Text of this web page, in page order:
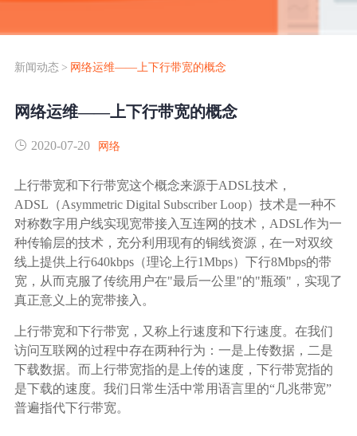
FTP替代升级
SDK传输应用集成
镭速FTP加速
跨国数据传输
数据同步
内外网文件交换
数据迁移
数据协作
数据分发
案例
新闻动态
生态合作
关于镭速
帮助中心
新闻动态 > 网络运维——上下行带宽的概念
网络运维——上下行带宽的概念
2020-07-20 网络
上行带宽和下行带宽这个概念来源于ADSL技术，
ADSL（Asymmetric Digital Subscriber Loop）技术是一种不
对称数字用户线实现宽带接入互连网的技术，ADSL作为一
种传输层的技术，充分利用现有的铜线资源，在一对双绞
线上提供上行640kbps（理论上行1Mbps）下行8Mbps的带
宽，从而克服了传统用户在"最后一公里"的"瓶颈"，实现了
真正意义上的宽带接入。
上行带宽和下行带宽，又称上行速度和下行速度。在我们
访问互联网的过程中存在两种行为：一是上传数据，二是
下载数据。而上行带宽指的是上传的速度，下行带宽指的
是下载的速度。我们日常生活中常用语言里的“几兆带宽”
普遍指代下行带宽。